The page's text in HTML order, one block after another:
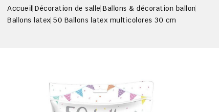
Accueil Décoration de salle Ballons & décoration ballon
Ballons latex 50 Ballons latex multicolores 30 cm